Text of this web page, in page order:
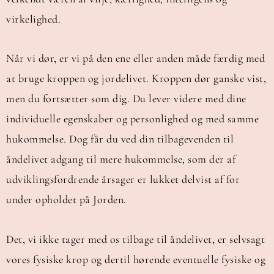
virkelighed.
Når vi dør, er vi på den ene eller anden måde færdig med
at bruge kroppen og jordelivet. Kroppen dør ganske vist,
men du fortsætter som dig. Du lever videre med dine
individuelle egenskaber og personlighed og med samme
hukommelse. Dog får du ved din tilbagevenden til
åndelivet adgang til mere hukommelse, som der af
udviklingsfordrende årsager er lukket delvist af for
under opholdet på Jorden.
Det, vi ikke tager med os tilbage til åndelivet, er selvsagt
vores fysiske krop og dertil hørende eventuelle fysiske og